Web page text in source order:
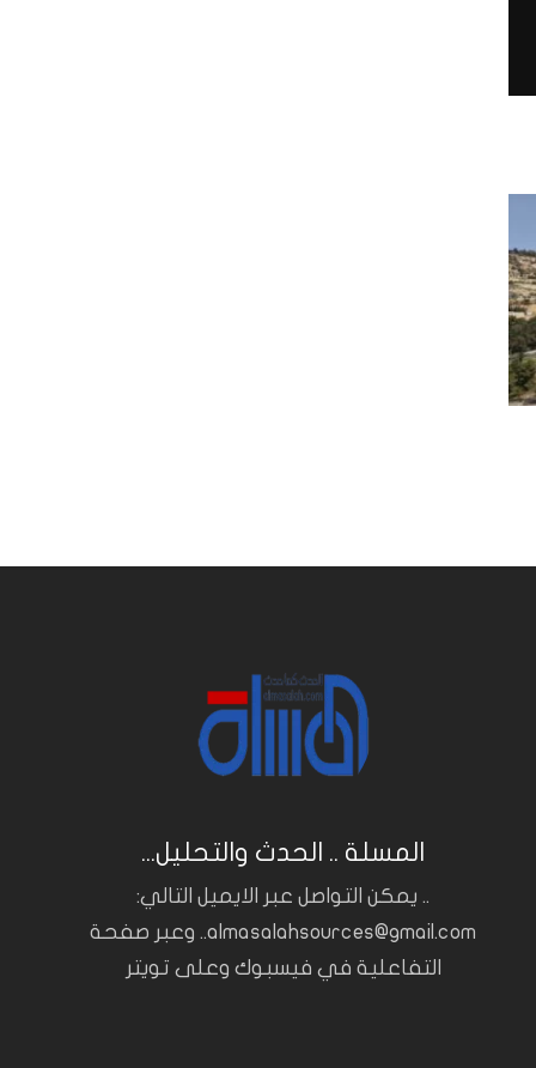
المسلة .. الحدث والتحليل...
.. يمكن التواصل عبر الايميل التالي:
almasalahsources@gmail.com.. وعبر صفحة
التفاعلية في فيسبوك وعلى تويتر